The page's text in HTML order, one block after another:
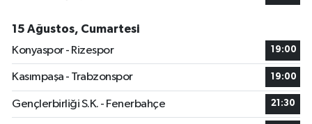
15 Ağustos, Cumartesi
Konyaspor - Rizespor
19:00
Kasımpaşa - Trabzonspor 19:00
Gençlerbirliği S.K. - Fenerbahçe 21:30